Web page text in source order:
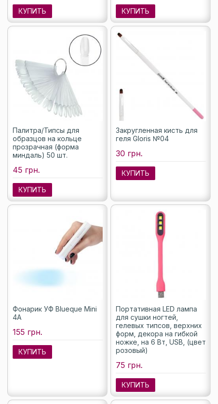
КУПИТЬ КУПИТЬ
Палитра/Типсы для
образцов на кольце
прозрачная (форма
миндаль) 50 шт.
45 грн.
КУПИТЬ
Закругленная кисть для
геля Gloris №04
30 грн.
КУПИТЬ
Фонарик УФ Blueque Mini
4A
155 грн.
КУПИТЬ
Портативная LED лампа
для сушки ногтей,
гелевых типсов, верхних
форм, декора на гибкой
ножке, на 6 Вт, USB, (цвет
розовый)
75 грн.
КУПИТЬ